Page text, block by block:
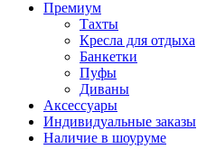
Премиум
Тахты
Кресла для отдыха
Банкетки
Пуфы
Диваны
Аксессуары
Индивидуальные заказы
Наличие в шоуруме